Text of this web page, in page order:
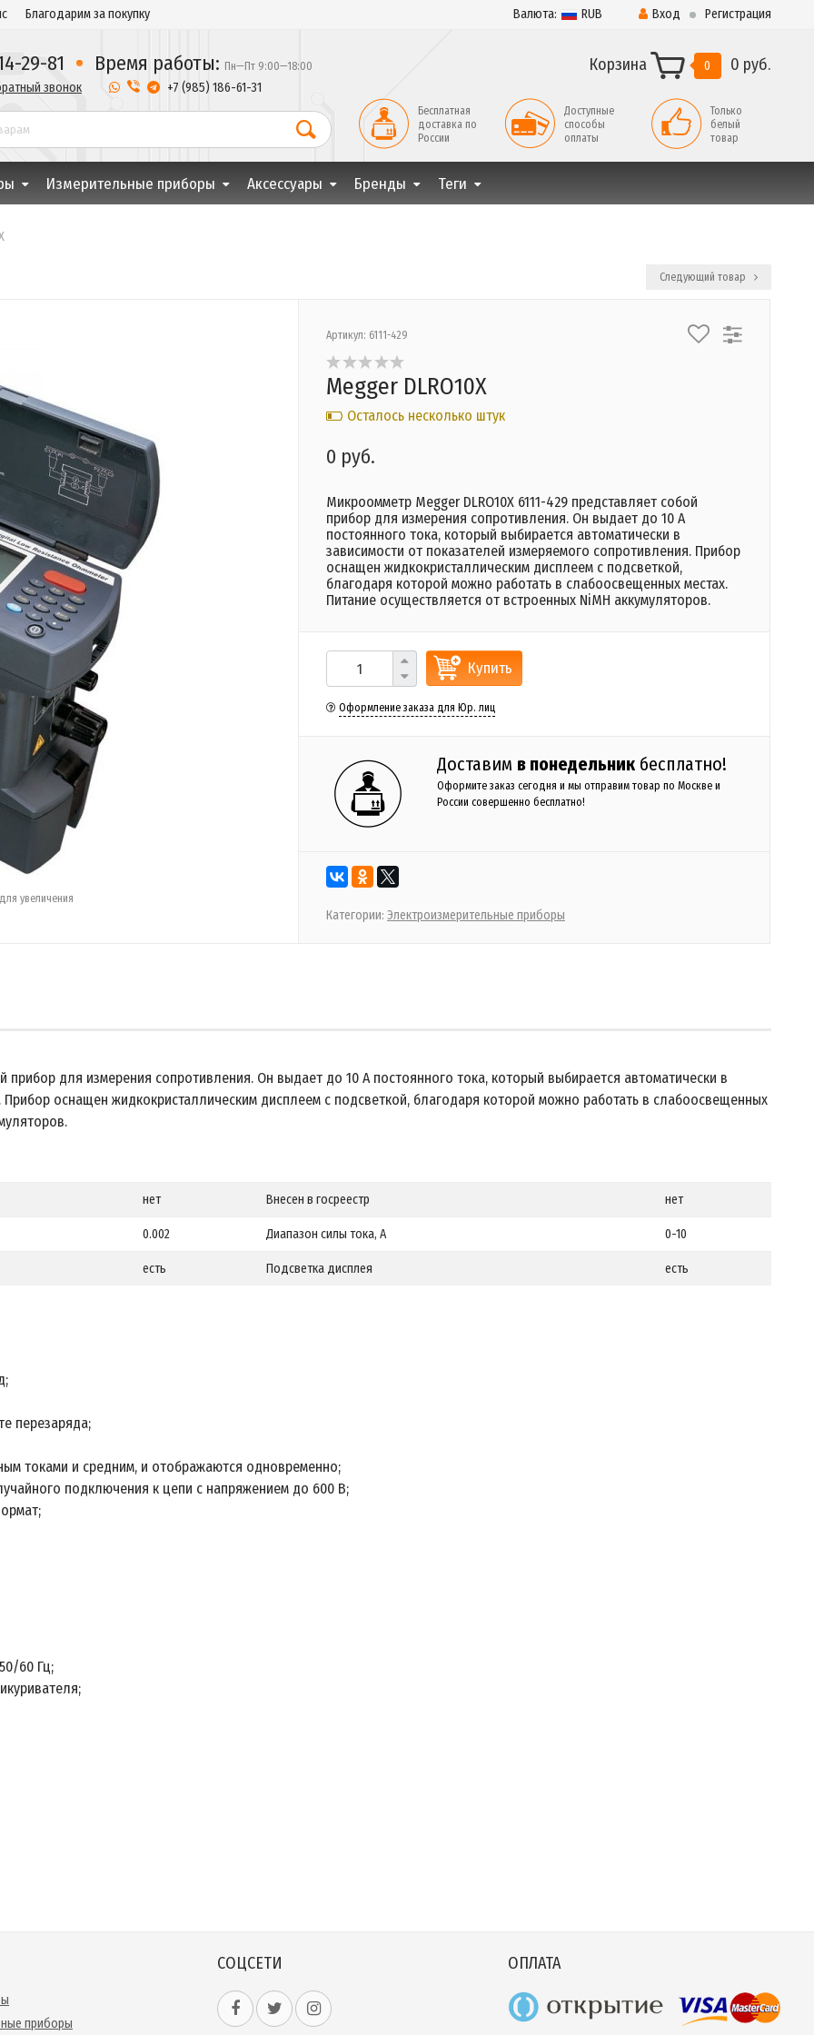
Благодарим за покупку Валюта: RUB Вход Регистрация
29-81 Время работы: Пн—Пт 9:00—18:00
звонок +7 (985) 186-61-31
Корзина 0 0 руб.
Бесплатная
доставка по
России
Доступные
способы
оплаты
Только
белый
товар
Измерительные приборы Аксессуары Бренды Теги
Следующий товар
увеличения
Артикул: 6111-429
Megger DLRO10X
Осталось несколько штук
0 руб.
Микроомметр Megger DLRO10X 6111-429 представляет собой
прибор для измерения сопротивления. Он выдает до 10 А
постоянного тока, который выбирается автоматически в
зависимости от показателей измеряемого сопротивления. Прибор
оснащен жидкокристаллическим дисплеем с подсветкой,
благодаря которой можно работать в слабоосвещенных местах.
Питание осуществляется от встроенных NiMH аккумуляторов.
Купить
Оформление заказа для Юр. лиц
Доставим в понедельник бесплатно!
Оформите заказ сегодня и мы отправим товар по Москве и
России совершенно бесплатно!
Категории: Электроизмерительные приборы
прибор для измерения сопротивления. Он выдает до 10 А постоянного тока, который выбирается автоматически в
оснащен жидкокристаллическим дисплеем с подсветкой, благодаря которой можно работать в слабоосвещенных
нет Внесен в госреестр нет
0.002 Диапазон силы тока, А 0-10
есть Подсветка дисплея есть
перезаряда;
токами и средним, и отображаются одновременно;
подключения к цепи с напряжением до 600 В;
60 Гц;
приборы
СОЦСЕТИ ОПЛАТА